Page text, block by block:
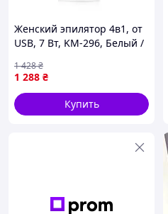
Женский эпилятор 4в1, от
USB, 7 Вт, KM-296, Белый /
женщин / Беспроводно
Доставка по Украине
1 288 ₴
1 428₴
Купить